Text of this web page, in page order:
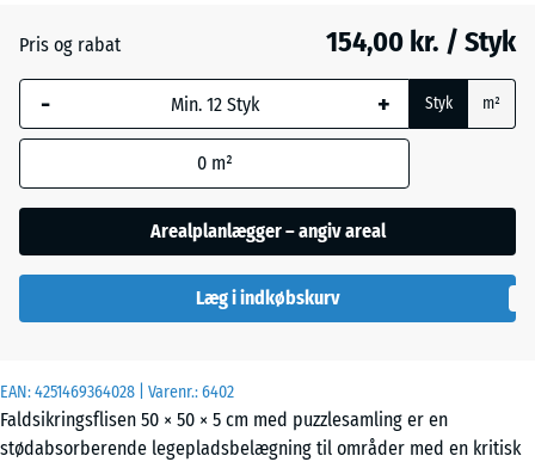
EAN:4251469364028 | Varenr.:6402
Faldsikringsflisen 50 × 50 × 5 cm med puzzlesamling er en
stødabsorberende legepladsbelægning til områder med en kritisk
Skifergrå
Pris og rabat 154,00 kr. / Styk
- + Styk m²
0 m²
Arealplanlægger – angiv areal
Læg i indkøbskurv